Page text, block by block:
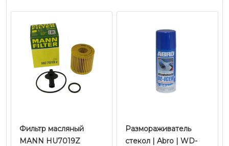
Фильтр масляный
MANN HU7019Z
Размораживатель
стекол | Abro | WD-